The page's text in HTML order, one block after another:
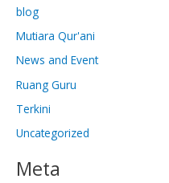
blog
Mutiara Qur'ani
News and Event
Ruang Guru
Terkini
Uncategorized
Meta